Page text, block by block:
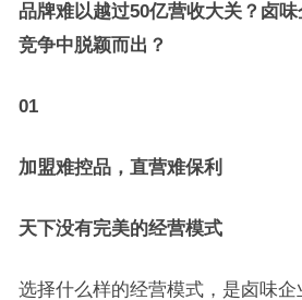
品牌难以越过50亿营收大关？卤
竞争中脱颖而出？
01
加盟难控品，直营难保利
天下没有完美的经营模式
选择什么样的经营模式，是卤味